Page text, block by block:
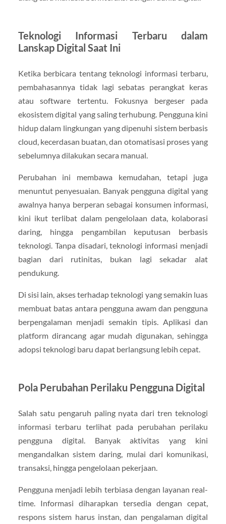
Teknologi Informasi Terbaru dalam
Lanskap Digital Saat Ini
Ketika berbicara tentang teknologi informasi terbaru,
pembahasannya tidak lagi sebatas perangkat keras
atau software tertentu. Fokusnya bergeser pada
ekosistem digital yang saling terhubung. Pengguna kini
hidup dalam lingkungan yang dipenuhi sistem berbasis
cloud, kecerdasan buatan, dan otomatisasi proses yang
sebelumnya dilakukan secara manual.
Perubahan ini membawa kemudahan, tetapi juga
menuntut penyesuaian. Banyak pengguna digital yang
awalnya hanya berperan sebagai konsumen informasi,
kini ikut terlibat dalam pengelolaan data, kolaborasi
daring, hingga pengambilan keputusan berbasis
teknologi. Tanpa disadari, teknologi informasi menjadi
bagian dari rutinitas, bukan lagi sekadar alat
pendukung.
Di sisi lain, akses terhadap teknologi yang semakin luas
membuat batas antara pengguna awam dan pengguna
berpengalaman menjadi semakin tipis. Aplikasi dan
platform dirancang agar mudah digunakan, sehingga
adopsi teknologi baru dapat berlangsung lebih cepat.
Pola Perubahan Perilaku Pengguna Digital
Salah satu pengaruh paling nyata dari tren teknologi
informasi terbaru terlihat pada perubahan perilaku
pengguna digital. Banyak aktivitas yang kini
mengandalkan sistem daring, mulai dari komunikasi,
transaksi, hingga pengelolaan pekerjaan.
Pengguna menjadi lebih terbiasa dengan layanan real-
time. Informasi diharapkan tersedia dengan cepat,
respons sistem harus instan, dan pengalaman digital